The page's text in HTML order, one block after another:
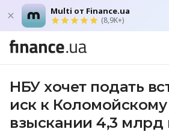
Multi от Finance.ua
(8,9K+)
НБУ хочет подать
иск к
взыскании 4,3 млрд